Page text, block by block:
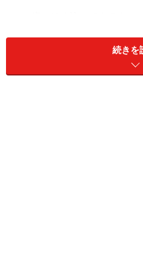
的小さなものが多く、
感覚がします。中程度
続きを